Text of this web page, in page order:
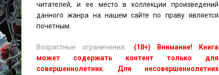
читателей, и ее место в коллекции произведений
данного жанра на нашем сайте по праву является
почетным.
Возрастные ограничения:
(18+) Внимание! Книга
может содержать контент только для
совершеннолетних. Для несовершеннолетних